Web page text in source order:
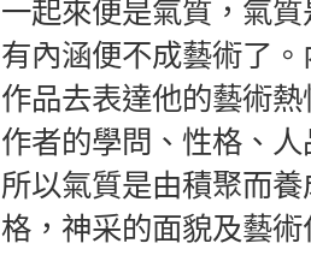
一起來便是氣質，氣
有內涵便不成藝術了
作品去表達他的藝術
作者的學問、性格、
所以氣質是由積聚而
格，神采的面貌及藝